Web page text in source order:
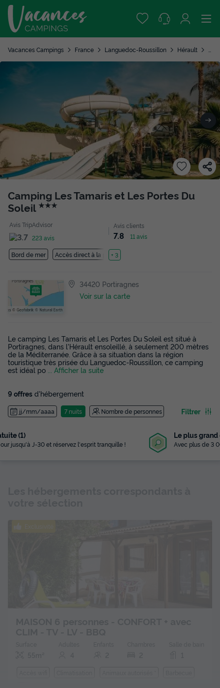
Vacances Campings France Languedoc-Roussillon Hérault
Camping Les Tamaris et Les Portes Du
Soleil ★★★
Avis TripAdvisor
223 avis
Avis clients
7.8 11 avis
Bord de mer Accès direct à la plage
+ 3
34420 Portiragnes
Voir sur la carte
Le camping Les Tamaris et Les Portes Du Soleil est situé à
Portiragnes, dans l'Hérault ensoleillé, à seulement 200 mètres
de la Méditerranée. Grâce à sa situation dans la région
touristique très prisée du Languedoc-Roussillon, ce camping
est idéal po
... Afficher la suite
9 offres d'hébergement
jj/mm/aaaa 7 nuits Nombre de personnes Filtrer
Avec plus de 3 000 campings référencés